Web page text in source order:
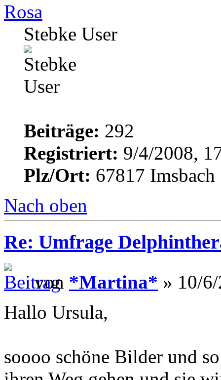
Rosa
Stebke User
Beiträge: 292
Registriert: 9/4/2008,
Plz/Ort: 67817 Imsbach
Nach oben
Re: Umfrage
von *Martina* » 10/
Hallo Ursula,
soooo schöne Bilder und